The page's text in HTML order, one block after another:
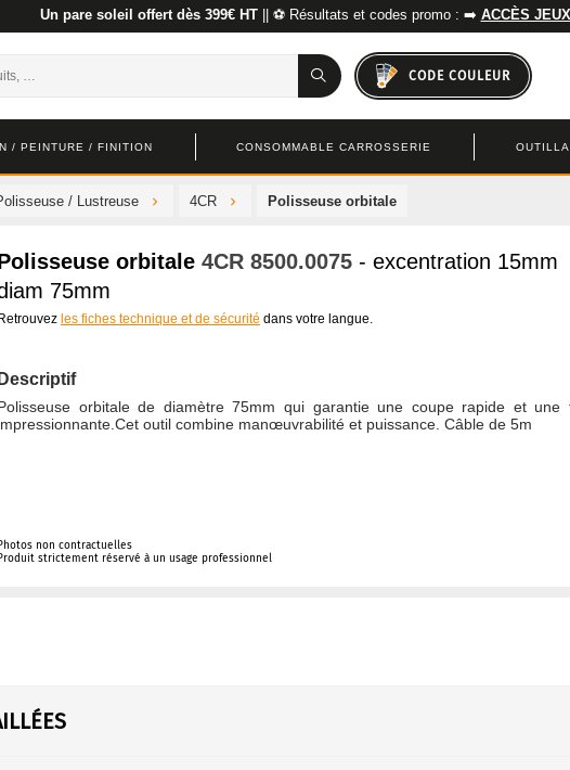
Un pare soleil offert dès 399€ HT|| ⚽ Résultats et codes promo : ➡️ ACCÈS
CODE COULEUR
/ PEINTURE / FINITION CONSOMMABLE CARROSSERIE
/ Lustreuse 4CR Polisseuse orbitale
orbitale 4CR 8500.0075 - excentration 15mm
75mm
Retrouvez les fiches technique et de sécurité dans votre langue.
Descriptif
orbitale de diamètre 75mm qui garantie une coupe rapide et une
outil combine manœuvrabilité et puissance. Câble de 5m
Photos non contractuelles
Produit strictement réservé à un usage professionnel